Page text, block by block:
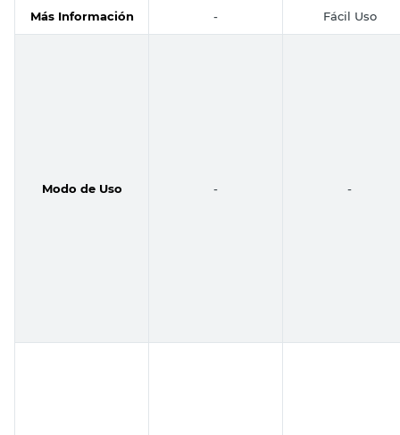
Más Información - Fácil Uso
Modo de Uso - -